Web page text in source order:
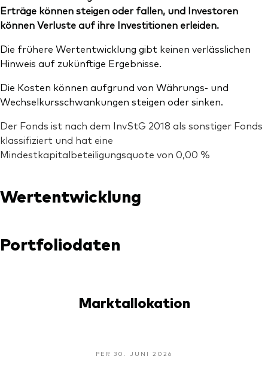
Erträge können steigen oder fallen, und Investoren
können Verluste auf ihre Investitionen erleiden.
Die frühere Wertentwicklung gibt keinen verlässlichen
Hinweis auf zukünftige Ergebnisse.
Die Kosten können aufgrund von Währungs- und
Wechselkursschwankungen steigen oder sinken.
Der Fonds ist nach dem InvStG 2018 als sonstiger Fonds
klassifiziert und hat eine
Mindestkapitalbeteiligungsquote von 0,00 %
Wertentwicklung
Portfoliodaten
Marktallokation
PER 30. JUNI 2026